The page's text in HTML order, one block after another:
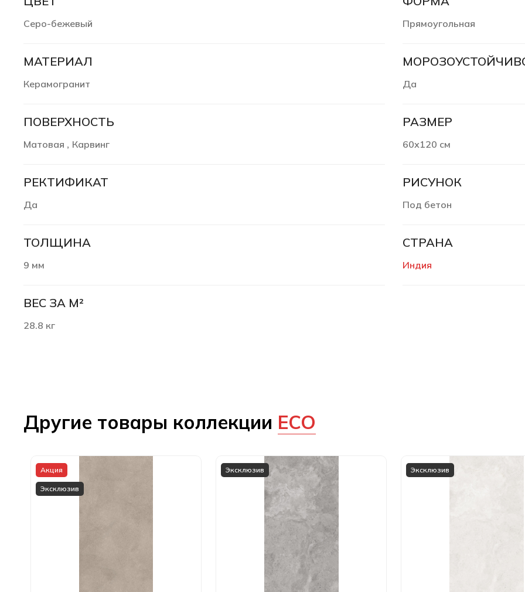
Серо-бежевый Прямоугольная
МАТЕРИАЛ
Керамогранит Да
ПОВЕРХНОСТЬ
Матовая , Карвинг
РАЗМЕР
60х120 см
РЕКТИФИКАТ
Да
РИСУНОК
Под бетон
ТОЛЩИНА
9 мм
СТРАНА
Индия
ВЕС ЗА М²
28.8 кг
Другие товары коллекции ECO
Акция
Эксклюзив
Эксклюзив Эксклюзив